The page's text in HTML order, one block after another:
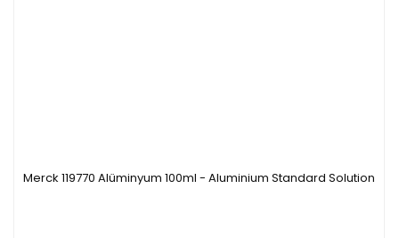
Merck 119770 Alüminyum 100ml - Aluminium Standard Solution